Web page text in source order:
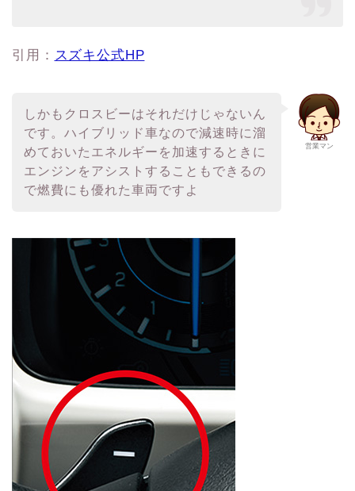
引用： スズキ公式HP
営業マン
しかもクロスビーはそれだけじゃないん
です。ハイブリッド車なので減速時に溜
めておいたエネルギーを加速するときに
エンジンをアシストすることもできるの
で燃費にも優れた車両ですよ